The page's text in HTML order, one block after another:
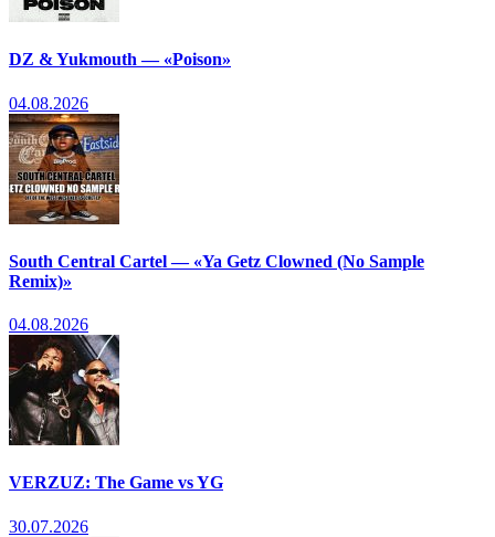
DZ & Yukmouth — «Poison»
04.08.2026
South Central Cartel — «Ya Getz Clowned (No Sample
Remix)»
04.08.2026
VERZUZ: The Game vs YG
30.07.2026